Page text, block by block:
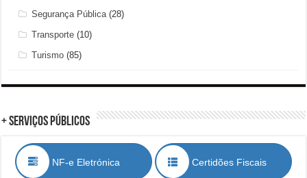
Segurança Pública(28)
Transporte (10)
Turismo (85)
+ Serviços Públicos
NF-e Eletrónica Certidões Fiscais